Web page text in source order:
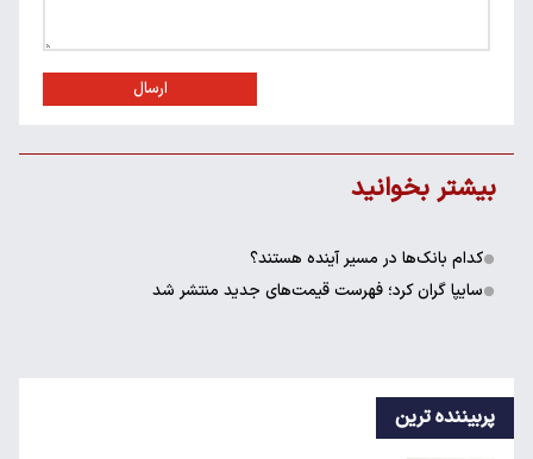
ارسال
بیشتر بخوانید
کدام بانک‌ها در مسیر آینده هستند؟
سایپا گران کرد؛ فهرست قیمت‌های جدید منتشر شد
پربیننده ترین